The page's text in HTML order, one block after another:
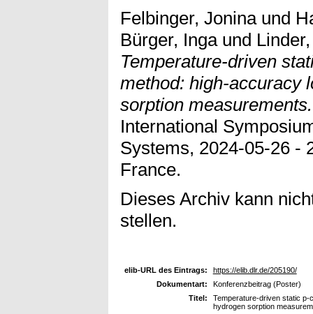
Felbinger, Joninaund
Bürger, Ingaund
Temperature-driven
method: high-accuracy
sorption measurements.
International
Systems, 2024-05-26 -
France.
Dieses Archiv kann
stellen.
elib-URL des Eintrags:
https://elib.dlr.de/205190/
Dokumentart:
Konferenzbeitrag (Poster)
Titel:
Temperature-driven static
hydrogen sorption